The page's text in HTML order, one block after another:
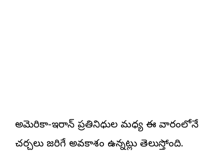
అమెరికా-ఇరాన్ ప్రతినిధుల మధ్య ఈ వారంలోనే
చర్చలు జరిగే అవకాశం ఉన్నట్లు తెలుస్తోంది.